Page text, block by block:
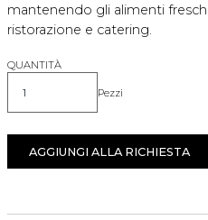
mantenendo gli alimenti
ristorazione e catering.
QUANTITÀ
Quantità Pezzi
AGGIUNGI ALLA RICHIESTA